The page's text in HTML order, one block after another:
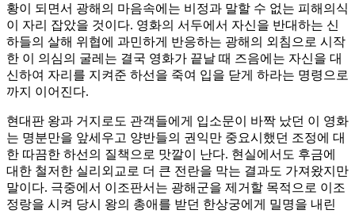
황이 되면서 광해의 마음속에는 비정과 말할 수 없는 피해의식
이 자리 잡았을 것이다. 영화의 서두에서 자신을 반대하는 신
하들의 살해 위협에 과민하게 반응하는 광해의 외침으로 시작
한 이 의심의 굴레는 결국 영화가 끝날 때 즈음에는 자신을 대
신하여 자리를 지켜준 하선을 죽여 입을 닫게 하라는 명령으로
까지 이어진다.
현대판 왕과 거지로도 관객들에게 입소문이 바짝 났던 이 영화
는 명분만을 앞세우고 양반들의 권익만 중요시했던 조정에 대
한 따끔한 하선의 질책으로 맛깔이 난다. 현실에서도 후금에
대한 철저한 실리외교로 더 큰 전란을 막는 결과도 가져왔지만
말이다. 극중에서 이조판서는 광해군을 제거할 목적으로 이조
정랑을 시켜 당시 왕의 총애를 받던 한상궁에게 밀명을 내린